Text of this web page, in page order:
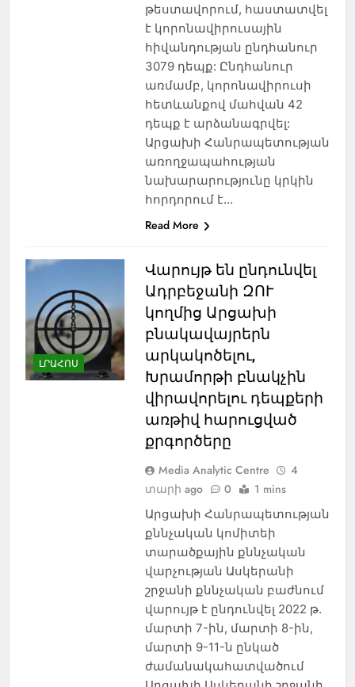
թեստավորում, հաստատվել
է կորոնավիրուսային
հիվանդության ընդհանուր
3079 դեպք: Ընդհանուր
առմամբ, կորոնավիրուսի
հետևանքով մահվան 42
դեպք է արձանագրվել:
Արցախի Հանրապետության
առողջապահության
նախարարությունը կրկին
հորդորում է…
Read More
ԼՐԱՀՈՍ
Վարույթ են ընդունվել
Ադրբեջանի ԶՈՒ
կողմից Արցախի
բնակավայրերն
արկակոծելու,
Խրամորթի բնակչին
վիրավորելու դեպքերի
առթիվ հարուցված
քրգործերը
Media Analytic Centre
4
տարի ago
0 1 mins
Արցախի Հանրապետության
քննչական կոմիտեի
տարածքային քննչական
վարչության Ասկերանի
շրջանի քննչական բաժնում
վարույթ է ընդունվել 2022 թ.
մարտի 7-ին, մարտի 8-ին,
մարտի 9-11-ն ընկած
ժամանակահատվածում